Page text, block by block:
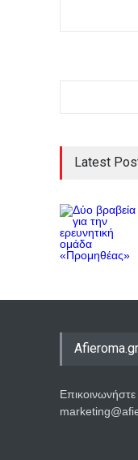
Latest
Afieroma.gr